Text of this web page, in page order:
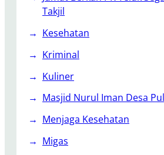
t
m
b
a
a
n
Takjil
Kesehatan
Kriminal
Kuliner
Masjid Nurul Iman Desa
Menjaga Kesehatan
Migas